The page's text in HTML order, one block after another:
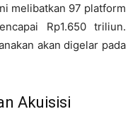
melibatkan 97 platform
Rp1.650 triliun.
akan digelar pada
Akuisisi